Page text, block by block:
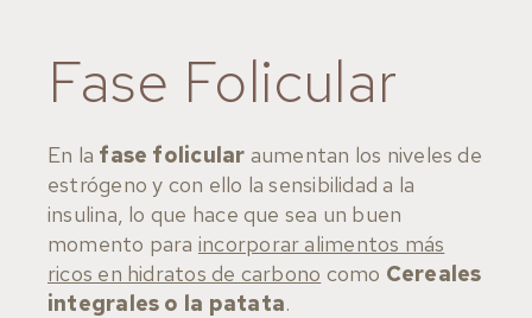
Fase Folicular
En la fase folicular aumentan los niveles de
estrógeno y con ello la sensibilidad a la
insulina, lo que hace que sea un buen
momento para incorporar alimentos más
ricos en hidratos de carbono como Cereales
integrales o la patata.